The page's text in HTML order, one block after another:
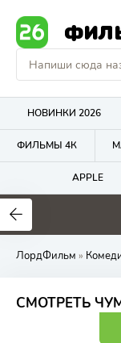
НОВИНКИ 2026
ФИЛЬМЫ 4К
APPLE
0
ЛордФильм »
СМОТРЕТЬ